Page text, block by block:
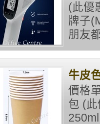
(此優
牌子
朋友
牛皮
價格
包 (